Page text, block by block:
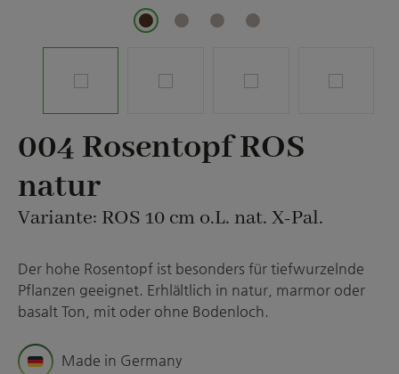
004 Rosentopf ROS
natur
Variante: ROS 10 cm o.L. nat. X-Pal.
Der hohe Rosentopf ist besonders für tiefwurzelnde
Pflanzen geeignet. Erhlältlich in natur, marmor oder
basalt Ton, mit oder ohne Bodenloch.
Made in Germany